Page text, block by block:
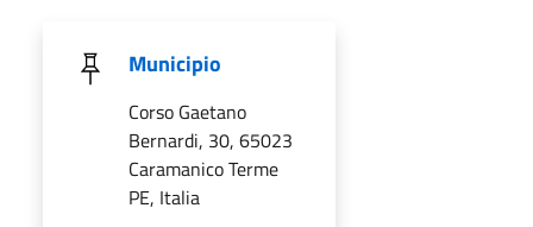
Municipio
Corso Gaetano
Bernardi, 30, 65023
Caramanico Terme
PE, Italia